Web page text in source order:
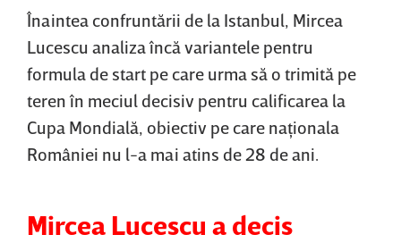
Înaintea confruntării de la Istanbul, Mircea
Lucescu analiza încă variantele pentru
formula de start pe care urma să o trimită pe
teren în meciul decisiv pentru calificarea la
Cupa Mondială, obiectiv pe care naţionala
României nu l-a mai atins de 28 de ani.
Mircea Lucescu a decis